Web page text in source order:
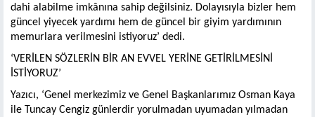
dahi alabilme imkânına sahip değilsiniz. Dolayısıyla bizler hem
güncel yiyecek yardımı hem de güncel bir giyim yardımının
memurlara verilmesini istiyoruz’ dedi.
‘VERİLEN SÖZLERİN BİR AN EVVEL YERİNE GETİRİLMESİNİ
İSTİYORUZ’
Yazıcı, ‘Genel merkezimiz ve Genel Başkanlarımız Osman Kaya
ile Tuncay Cengiz günlerdir yorulmadan uyumadan yılmadan